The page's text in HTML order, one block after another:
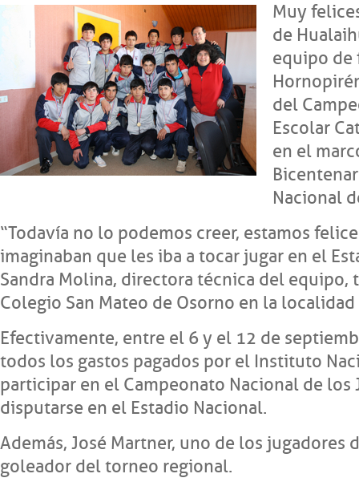
Muy
de
equipo
del
Escolar
en el
Nacional
“Todavía no lo podemos creer, estamos
imaginaban que les iba a tocar jugar en el
Sandra Molina, directora técnica del
Colegio San Mateo de Osorno en la
Efectivamente, entre el 6 y el 12 de
todos los gastos pagados por el Instituto
participar en el Campeonato Nacional de los
disputarse en el Estadio Nacional.
Además, José Martner, uno de los jugadores
goleador del torneo regional.